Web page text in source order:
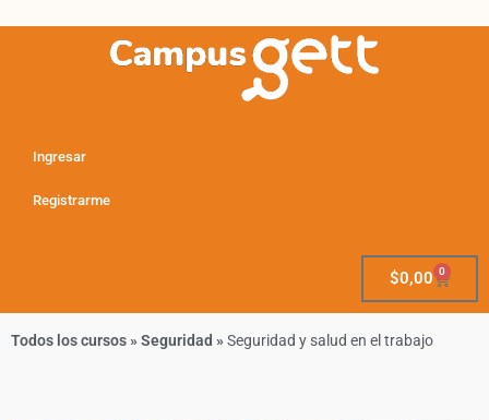
Ingresar
Registrarme
$0,00 0
Todos los cursos»Seguridad »Seguridad y salud en el trabajo